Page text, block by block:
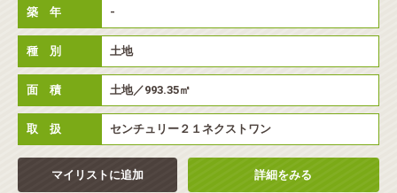
築 年 -
種 別 土地
面 積 土地／993.35㎡
取 扱 センチュリー２１ネクストワン
マイリストに追加 詳細をみる